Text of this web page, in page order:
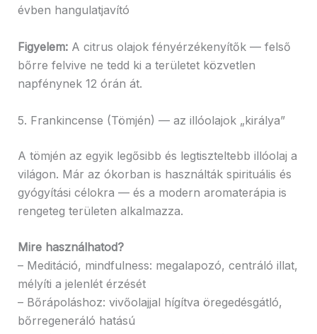
évben hangulatjavító
Figyelem:A citrus olajok fényérzékenyítők — felső
bőrre felvive ne tedd ki a területet közvetlen
napfénynek 12 órán át.
5. Frankincense (Tömjén) — az illóolajok „királya”
A tömjén az egyik legősibb és legtiszteltebb illóolaj a
világon. Már az ókorban is használták spirituális és
gyógyítási célokra — és a modern aromaterápia is
rengeteg területen alkalmazza.
Mire használhatod?
– Meditáció, mindfulness: megalapozó, centráló illat,
mélyíti a jelenlét érzését
– Bőrápoláshoz: vivőolajjal hígítva öregedésgátló,
bőrregeneráló hatású